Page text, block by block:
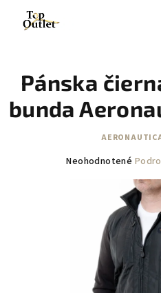
obsah
Pánska
bunda
Priemerné
hviezdičiek.
Neohodnotené